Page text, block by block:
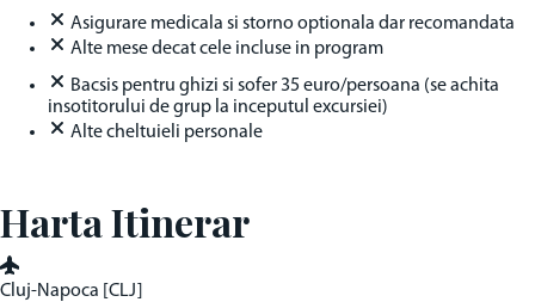
Asigurare medicala si storno optionala dar recomandata
Alte mese decat cele incluse in program
Bacsis pentru ghizi si sofer 35 euro/persoana (se achita
insotitorului de grup la inceputul excursiei)
Alte cheltuieli personale
Harta Itinerar
Cluj-Napoca [CLJ]